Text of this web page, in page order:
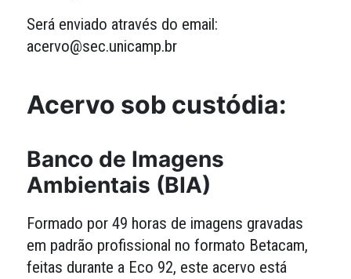
Será enviado através do email:
acervo@sec.unicamp.br
Acervo sob custódia:
Banco de Imagens
Ambientais (BIA)
Formado por 49 horas de imagens gravadas
em padrão profissional no formato Betacam,
feitas durante a Eco 92, este acervo está